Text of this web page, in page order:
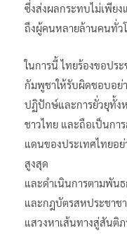
ซึ่งส่งผลกระทบไม่เพีย
ถึงผู้คนหลายล้านคนทั่ว
ในการนี้ ไทยร้องขอปร
กัมพูชาให้รับผิดชอบอย่
ปฏิปักษ์และการยั่วยุทั้ง
ชาวไทย และถือเป็นก
แดนของประเทศไทยอ
สูงสุด
และดำเนินการตามพัน
และกฎบัตรสหประชาช
แสวงหาเส้นทางสู่สันติ